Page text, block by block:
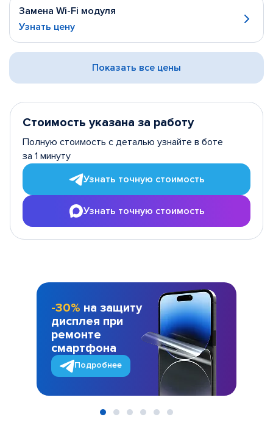
Замена Wi-Fi модуля
Узнать цену
Показать все цены
Стоимость указана за работу
Полную стоимость с деталью узнайте в боте
за 1 минуту
Узнать точную стоимость
Узнать точную стоимость
-30% на защиту
дисплея при
ремонте
смартфона
Подробнее